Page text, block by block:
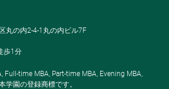
丸の内2-4-1丸の内ビル7F
歩1分
Full-time MBA, Part-time MBA, Evening MBA,
学園の登録商標です。